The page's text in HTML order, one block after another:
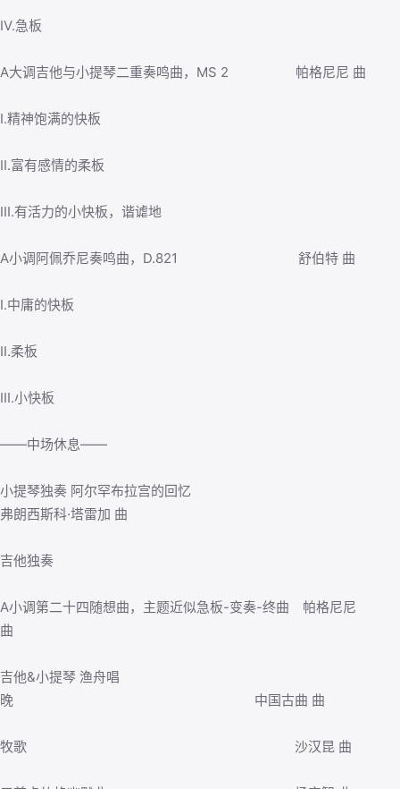
IV.急板
A大调吉他与小提琴二重奏鸣曲，MS 2 帕格尼尼 曲
I.精神饱满的快板
II.富有感情的柔板
III.有活力的小快板，谐谑地
A小调阿佩乔尼奏鸣曲，D.821 舒伯特 曲
I.中庸的快板
II.柔板
III.小快板
——中场休息——
小提琴独奏 阿尔罕布拉宫的回忆
弗朗西斯科·塔雷加 曲
吉他独奏
A小调第二十四随想曲，主题近似急板-变奏-终曲 帕格尼尼
曲
吉他&小提琴 渔舟唱
晚 中国古曲 曲
牧歌 沙汉昆 曲